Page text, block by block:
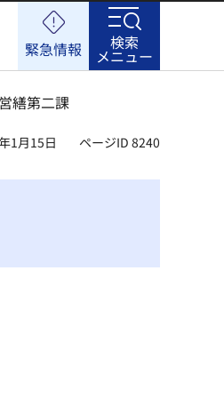
緊急情報 検索
メニュー
繕第二課
1月15日 ページID 8240